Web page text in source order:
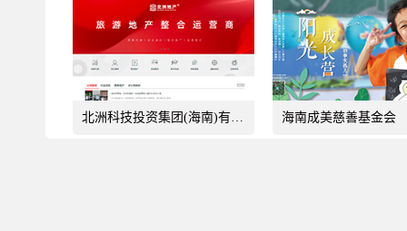
北洲科技投资集团(海南)有限公司 海南成美慈善基金会